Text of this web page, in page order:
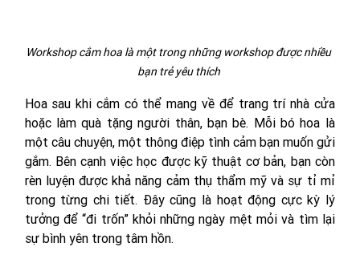
Workshop cắm hoa là một trong những workshop được nhiều
bạn trẻ yêu thích
Hoa sau khi cắm có thể mang về để trang trí nhà cửa
hoặc làm quà tặng người thân, bạn bè. Mỗi bó hoa là
một câu chuyện, một thông điệp tình cảm bạn muốn gửi
gắm. Bên cạnh việc học được kỹ thuật cơ bản, bạn còn
rèn luyện được khả năng cảm thụ thẩm mỹ và sự tỉ mỉ
trong từng chi tiết. Đây cũng là hoạt động cực kỳ lý
tưởng để “đi trốn” khỏi những ngày mệt mỏi và tìm lại
sự bình yên trong tâm hồn.